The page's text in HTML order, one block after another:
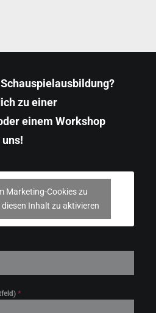
zu einer
einem Workshop
Marketing-Cookies zu
Inhalt zu aktivieren
*